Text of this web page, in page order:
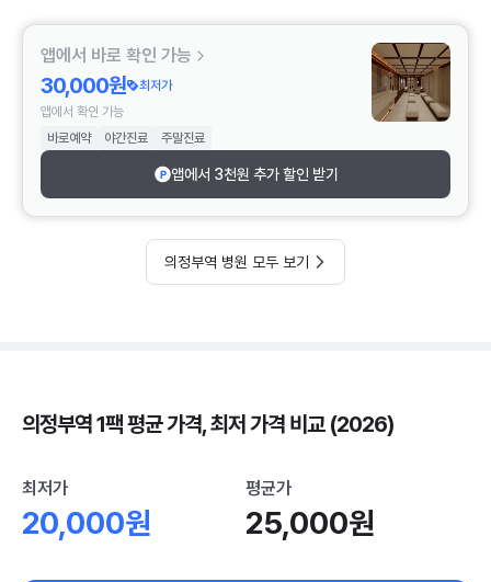
앱에서 바로 확인 가능
30,000원
최저가
앱에서 확인 가능
바로예약
야간진료 주말진료
앱에서 3천원 추가 할인 받기
의정부역 병원 모두 보기
의정부역 1팩 평균 가격, 최저 가격 비교 (2026)
최저가
20,000원
평균가
25,000원